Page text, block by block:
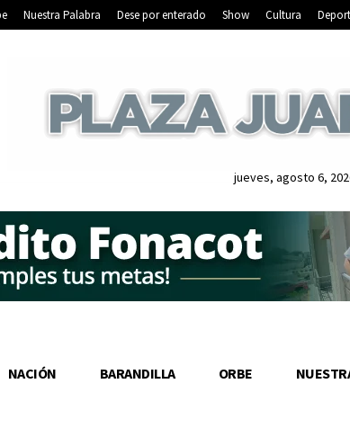
Nuestra Palabra Dese por enterado Show Cultura
jueves, agosto 6,
NACIÓN BARANDILLA ORBE